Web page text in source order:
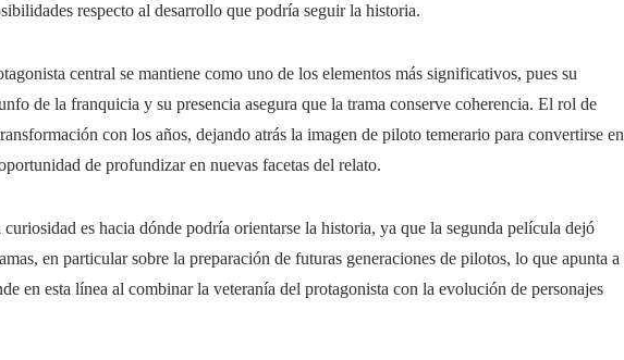
respecto al desarrollo que podría seguir la historia.
central se mantiene como uno de los elementos más significativos, pues su
de la franquicia y su presencia asegura que la trama conserve coherencia. El rol de
con los años, dejando atrás la imagen de piloto temerario para convertirse en
de profundizar en nuevas facetas del relato.
es hacia dónde podría orientarse la historia, ya que la segunda película dejó
en particular sobre la preparación de futuras generaciones de pilotos, lo que apunta a
en esta línea al combinar la veteranía del protagonista con la evolución de personajes